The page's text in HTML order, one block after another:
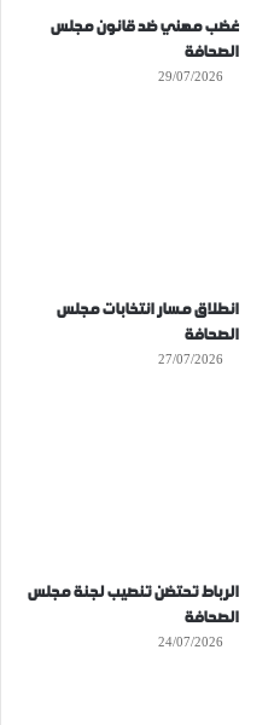
غضب مهني ضد قانون مجلس
الصحافة
29/07/2026
انطلاق مسار انتخابات مجلس
الصحافة
27/07/2026
الرباط تحتضن تنصيب لجنة مجلس
الصحافة
24/07/2026